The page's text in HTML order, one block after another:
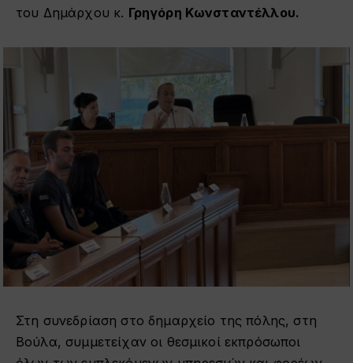
του Δημάρχου κ. Γρηγόρη Κωνσταντέλλου.
Στη συνεδρίαση στο δημαρχείο της πόλης, στη
Βούλα, συμμετείχαν οι θεσμικοί εκπρόσωποι